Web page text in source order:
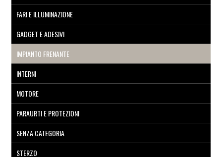
FARI E ILLUMINAZIONE
GADGET E ADESIVI
IMPIANTO FRENANTE
INTERNI
MOTORE
PARAURTI E PROTEZIONI
SENZA CATEGORIA
STERZO